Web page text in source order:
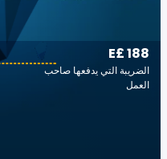
E£ 188
الضريبة التي يدفعها صاحب
العمل